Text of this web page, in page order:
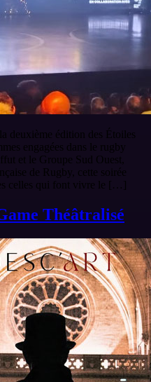
deuxième édition des Étoiles
engagées dans le rugby
et le Groupe Sud Ouest,
de Rugby, cette soirée
celles qui font vivre le […]
Théâtralisé